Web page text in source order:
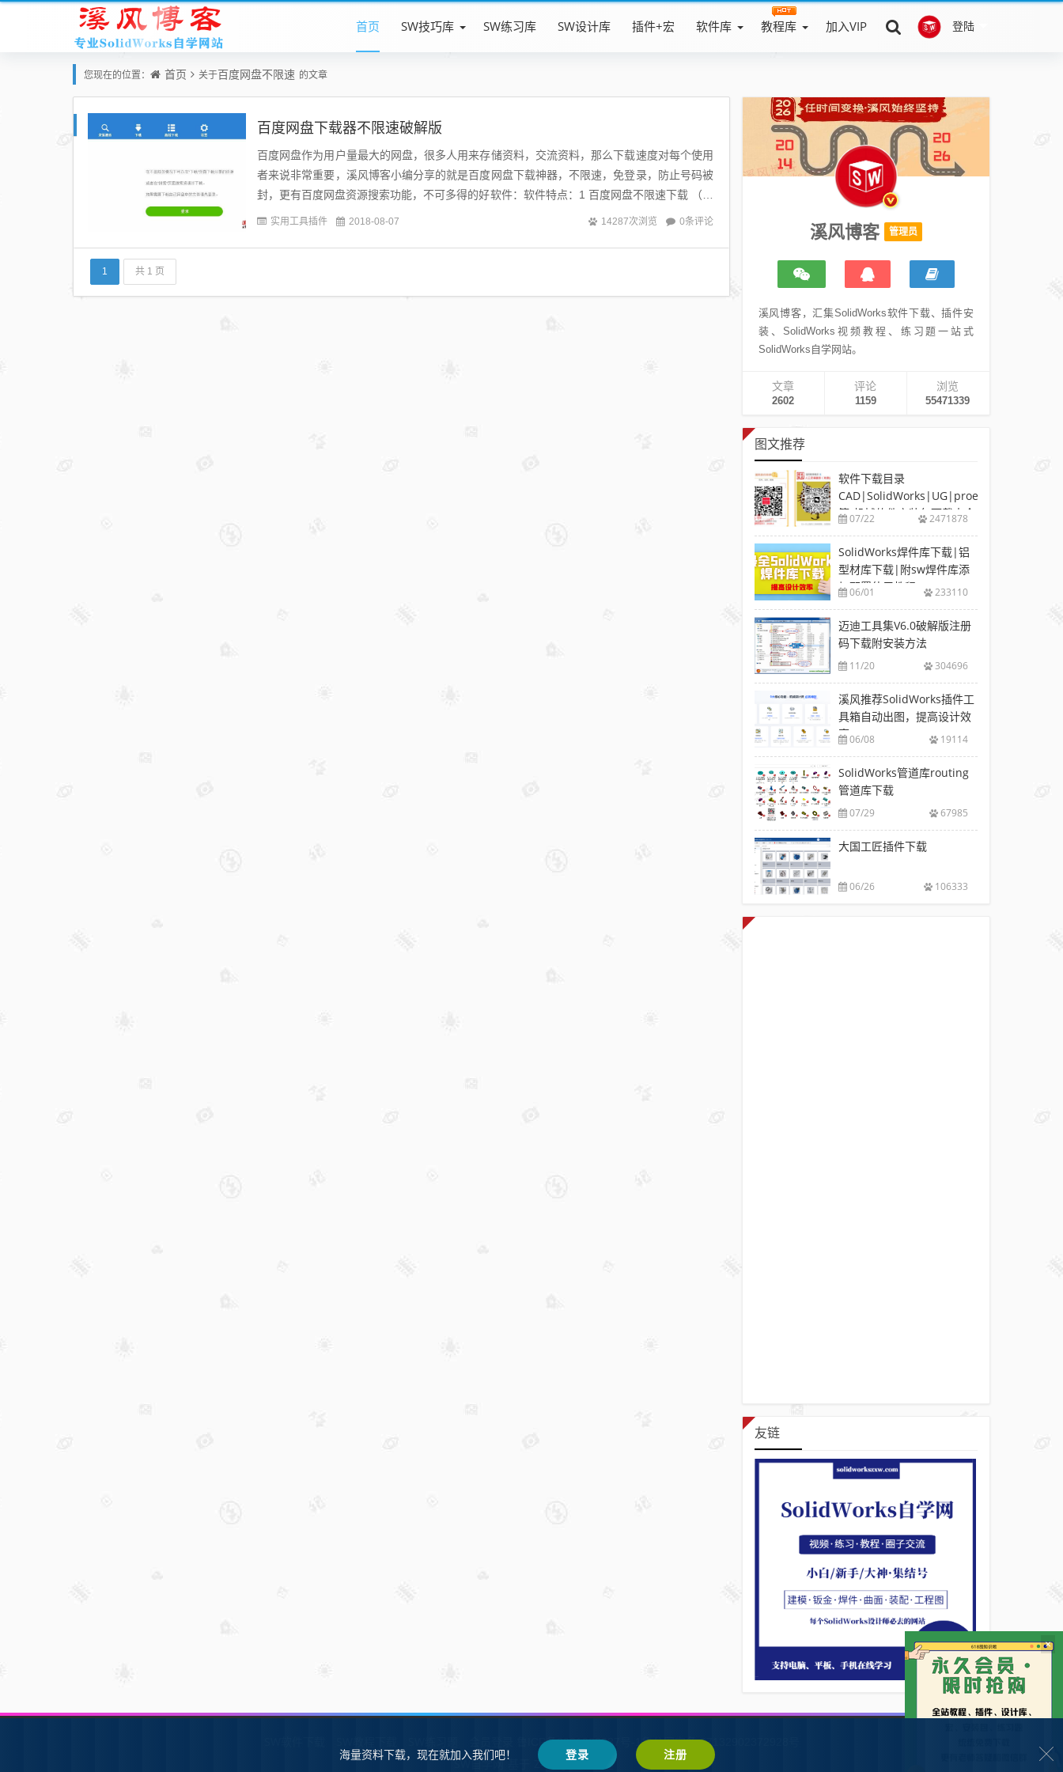
登陆
首页 SW技巧库 SW练习库 SW设计库 插件+宏 软件库 教程库 加入VIP
您现在的位置： 首页 关于百度网盘不限速 的文章
百度网盘下载器不限速破解版
百度网盘作为用户量最大的网盘，很多人用来存储资料，交流资料，那么下载速度对每个使用
者来说非常重要，溪风博客小编分享的就是百度网盘下载神器，不限速，免登录，防止号码被
封，更有百度网盘资源搜索功能，不可多得的好软件：软件特点：1 百度网盘不限速下载 （正
常情况下都可以满宽带）2 分享链接下载 （不需要登...
实用工具插件 2018-08-07 14287次浏览 0条评论
1 共 1 页
溪风博客 管理员
溪风博客，汇集SolidWorks软件下载、插件安
装、SolidWorks视频教程、练习题一站式
SolidWorks自学网站。
文章
2602
评论
1159
浏览
55471339
图文推荐
软件下载目录
CAD|SolidWorks|UG|proe
等-机械软件安装包下载大全
07/22 2471878
SolidWorks焊件库下载|铝
型材库下载|附sw焊件库添
加配置使用教程
06/01 233110
迈迪工具集V6.0破解版注册
码下载附安装方法
11/20 304696
溪风推荐SolidWorks插件工
具箱自动出图，提高设计效
率06/08 19114
SolidWorks管道库routing
管道库下载
07/29 67985
大国工匠插件下载
06/26 106333
友链
鲁ICP备2021002287号-1鲁公网安备 37132902372928号
SW自学网 Z-BlogPHP 搭建
×
海量资料下载，现在就加入我们吧！ 登录 注册